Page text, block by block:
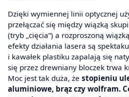
Dzięki wymiennej linii optycznej
przełączać się między wiązką
(tryb „cięcia”) a rozproszoną
efekty działania lasera są
i kawałek plastiku zapalają się
się przez drewniany bloczek trwa
Moc jest tak duża, że stopieniu
aluminiowe, brąz czy wolfram.